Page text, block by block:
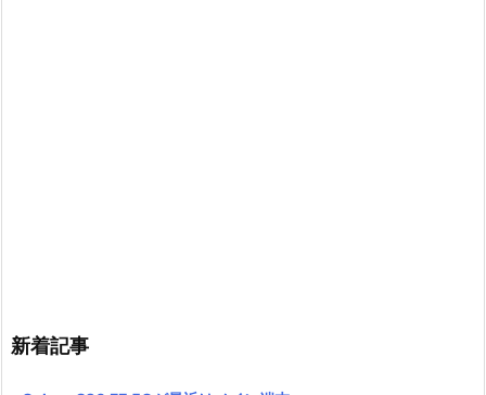
新着記事